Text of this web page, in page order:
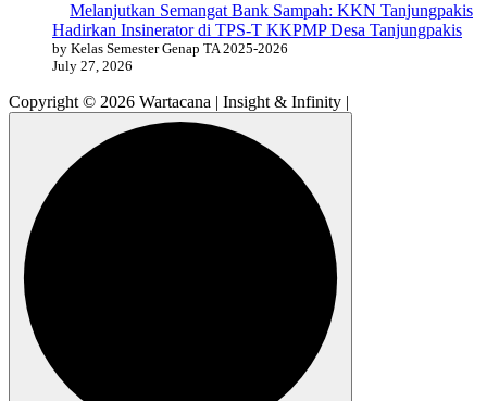
Melanjutkan Semangat Bank Sampah: KKN Tanjungpakis
Hadirkan Insinerator di TPS-T KKPMP Desa Tanjungpakis
by Kelas Semester Genap TA 2025-2026
July 27, 2026
Copyright © 2026 Wartacana | Insight & Infinity |